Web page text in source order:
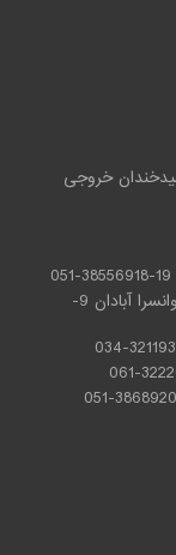
سیدخندان خروجی
هتل پارس کاروانسرا آبادان 9-